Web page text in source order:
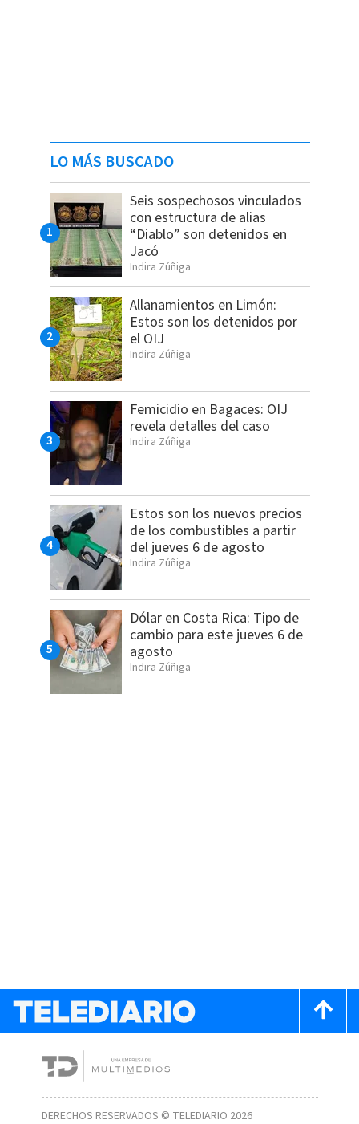
LO MÁS BUSCADO
Seis sospechosos vinculados
con estructura de alias
“Diablo” son detenidos en
Jacó
Indira Zúñiga
Allanamientos en Limón:
Estos son los detenidos por
el OIJ
Indira Zúñiga
Femicidio en Bagaces: OIJ
revela detalles del caso
Indira Zúñiga
Estos son los nuevos precios
de los combustibles a partir
del jueves 6 de agosto
Indira Zúñiga
Dólar en Costa Rica: Tipo de
cambio para este jueves 6 de
agosto
Indira Zúñiga
DERECHOS RESERVADOS © TELEDIARIO 2026